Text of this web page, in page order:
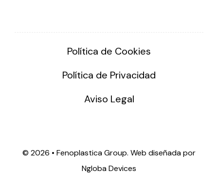
Política de Cookies
Política de Privacidad
Aviso Legal
© 2026 • Fenoplastica Group. Web diseñada por
Ngloba Devices